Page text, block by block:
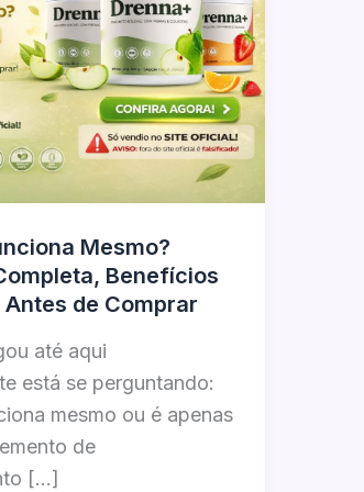
Mesmo?
Benefícios
de Comprar
até aqui
está se perguntando:
mesmo ou é apenas
de
[…]